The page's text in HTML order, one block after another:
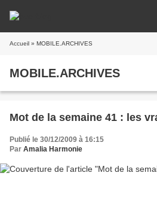
Accueil » MOBILE.ARCHIVES
MOBILE.ARCHIVES
Mot de la semaine 41 : les
Publié le 30/12/2009 à 16:15
Par Amalia Harmonie